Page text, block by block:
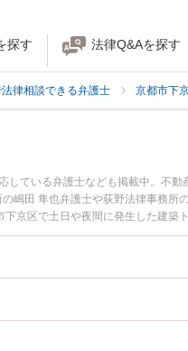
探す 法律Q&Aを探す
律相談できる弁護士 京都市下
ている弁護士なども掲載中。不
嶋田 隼也弁護士や荻野法律事務所
京区で土日や夜間に発生した建築
で建築トラブルを法律相談できる